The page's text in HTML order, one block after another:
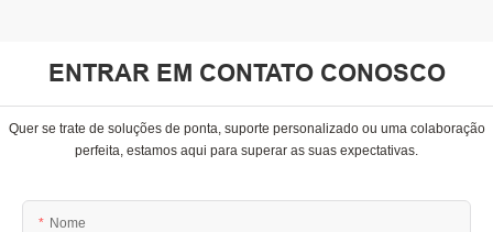
ENTRAR EM CONTATO CONOSCO
Quer se trate de soluções de ponta, suporte personalizado ou uma colaboração
perfeita, estamos aqui para superar as suas expectativas.
Nome